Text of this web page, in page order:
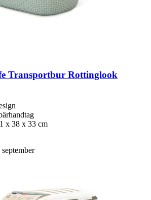
Transportbur Rottinglook
x 38 x 33 cm